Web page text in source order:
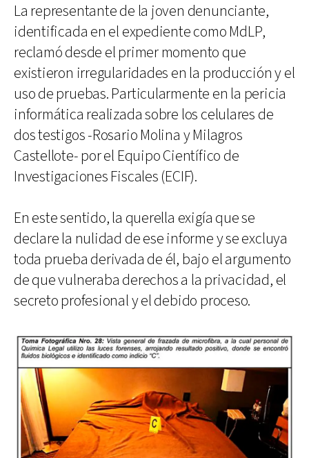
La representante de la joven denunciante,
identificada en el expediente como MdLP,
reclamó desde el primer momento que
existieron irregularidades en la producción y el
uso de pruebas. Particularmente en la pericia
informática realizada sobre los celulares de
dos testigos -Rosario Molina y Milagros
Castellote- por el Equipo Científico de
Investigaciones Fiscales (ECIF).
En este sentido, la querella exigía que se
declare la nulidad de ese informe y se excluya
toda prueba derivada de él, bajo el argumento
de que vulneraba derechos a la privacidad, el
secreto profesional y el debido proceso.